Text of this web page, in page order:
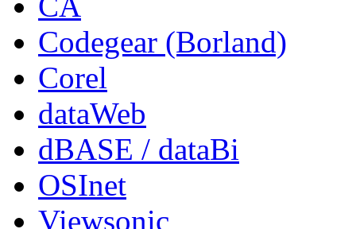
Codegear (Borland)
Corel
dataWeb
dBASE / dataBi
OSInet
Viewsonic